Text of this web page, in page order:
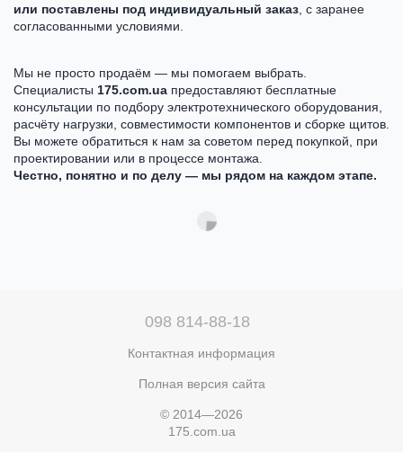
или поставлены под индивидуальный заказ , с заранее
согласованными условиями.
Мы не просто продаём — мы помогаем выбрать.
Специалисты 175.com.ua предоставляют бесплатные
консультации по подбору электротехнического оборудования,
расчёту нагрузки, совместимости компонентов и сборке щитов.
Вы можете обратиться к нам за советом перед покупкой, при
проектировании или в процессе монтажа.
Честно, понятно и по делу — мы рядом на каждом этапе.
098 814-88-18
Контактная информация
Полная версия сайта
© 2014—2026
175.com.ua